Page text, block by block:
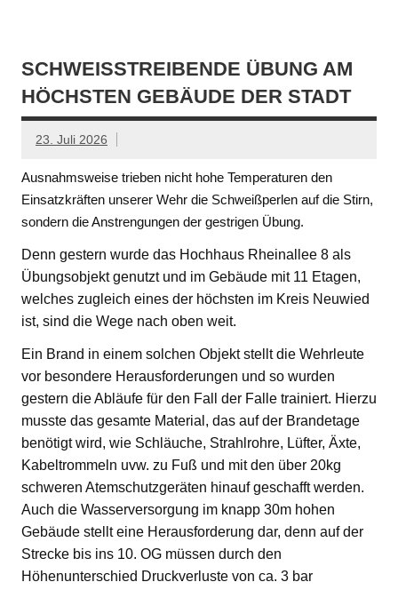
SCHWEISSTREIBENDE ÜBUNG AM H
ÖCHSTEN GEBÄUDE DER STADT
23. Juli 2026
Ausnahmsweise trieben nicht hohe Temperaturen den
Einsatzkräften unserer Wehr die Schweißperlen auf die Stirn,
sondern die Anstrengungen der gestrigen Übung.
Denn gestern wurde das Hochhaus Rheinallee 8 als
Übungsobjekt genutzt und im Gebäude mit 11 Etagen,
welches zugleich eines der höchsten im Kreis Neuwied
ist, sind die Wege nach oben weit.
Ein Brand in einem solchen Objekt stellt die Wehrleute
vor besondere Herausforderungen und so wurden
gestern die Abläufe für den Fall der Falle trainiert. Hierzu
musste das gesamte Material, das auf der Brandetage
benötigt wird, wie Schläuche, Strahlrohre, Lüfter, Äxte,
Kabeltrommeln uvw. zu Fuß und mit den über 20kg
schweren Atemschutzgeräten hinauf geschafft werden.
Auch die Wasserversorgung im knapp 30m hohen
Gebäude stellt eine Herausforderung dar, denn auf der
Strecke bis ins 10. OG müssen durch den
Höhenunterschied Druckverluste von ca. 3 bar